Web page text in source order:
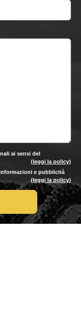
ai sensi del
(leggi la policy)
e pubblicità
(leggi la policy)